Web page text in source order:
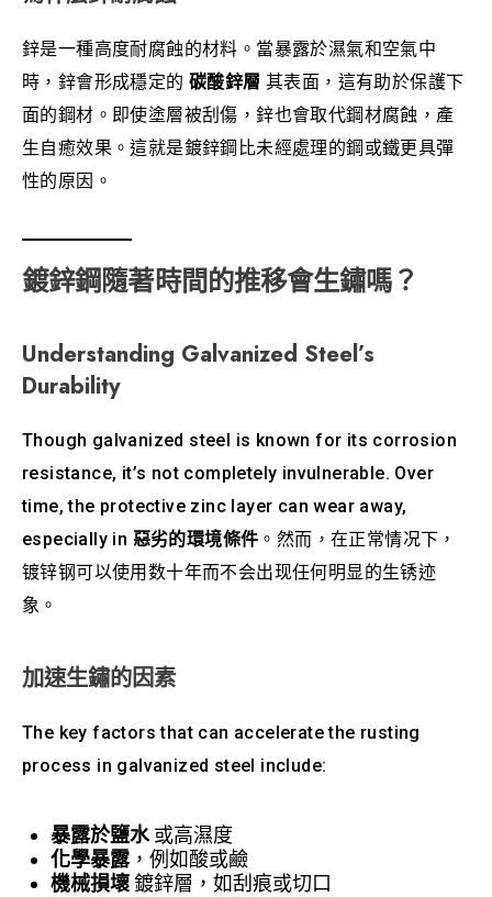
鋅是一種高度耐腐蝕的材料。當暴露於濕氣和空氣中
時，鋅會形成穩定的 碳酸鋅層 其表面，這有助於保護下
面的鋼材。即使塗層被刮傷，鋅也會取代鋼材腐蝕，產
生自癒效果。這就是鍍鋅鋼比未經處理的鋼或鐵更具彈
性的原因。
鍍鋅鋼隨著時間的推移會生鏽嗎？
Understanding Galvanized Steel’s
Durability
Though galvanized steel is known for its corrosion
resistance, it’s not completely invulnerable. Over
time, the protective zinc layer can wear away,
especially in 惡劣的環境條件 。然而，在正常情况下，
镀锌钢可以使用数十年而不会出现任何明显的生锈迹
象。
加速生鏽的因素
The key factors that can accelerate the rusting
process in galvanized steel include:
暴露於鹽水或高濕度
化學暴露，例如酸或鹼
機械損壞鍍鋅層，如刮痕或切口